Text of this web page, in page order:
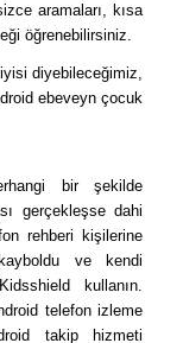
aramaları, kısa
öğrenebilirsiniz.
diyebileceğimiz,
ebeveyn çocuk
bir şekilde
gerçekleşse dahi
rehberi kişilerine
ve kendi
kullanın.
telefon izleme
takip hizmeti